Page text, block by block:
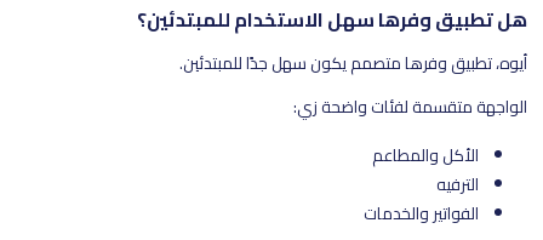
هل تطبيق وفرها سهل الاستخدام للمبتدئين؟
أيوه، تطبيق وفرها متصمم يكون سهل جدًا للمبتدئين.
الواجهة متقسمة لفئات واضحة زي:
الأكل والمطاعم
الترفيه
الفواتير والخدمات